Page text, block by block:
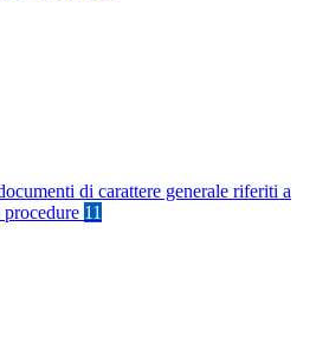
di carattere generale riferiti a
procedure 11